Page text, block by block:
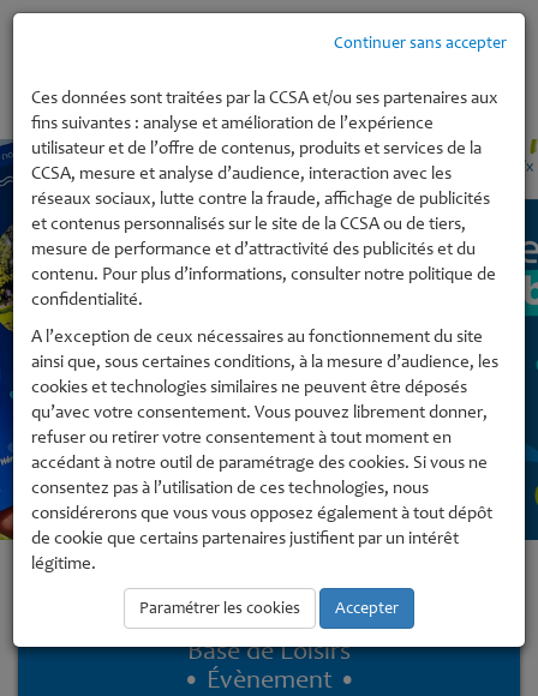
MENU
Accueil Base de Loisirs
l'Espace Loisirs "Les Etangs"
Base de Loisirs
• Évènement •
Continuer sans accepter
Ces données sont traitées par la CCSA et/ou ses partenaires aux
fins suivantes : analyse et amélioration de l’expérience
utilisateur et de l’offre de contenus, produits et services de la
CCSA, mesure et analyse d’audience, interaction avec les
réseaux sociaux, lutte contre la fraude, affichage de publicités
et contenus personnalisés sur le site de la CCSA ou de tiers,
mesure de performance et d’attractivité des publicités et du
contenu. Pour plus d’informations, consulter notre politique de
confidentialité.
A l’exception de ceux nécessaires au fonctionnement du site
ainsi que, sous certaines conditions, à la mesure d’audience, les
cookies et technologies similaires ne peuvent être déposés
qu’avec votre consentement. Vous pouvez librement donner,
refuser ou retirer votre consentement à tout moment en
accédant à notre outil de paramétrage des cookies. Si vous ne
consentez pas à l’utilisation de ces technologies, nous
considérerons que vous vous opposez également à tout dépôt
de cookie que certains partenaires justifient par un intérêt
légitime.
Paramétrer les cookies Accepter